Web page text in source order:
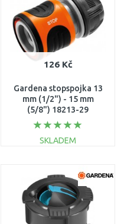
126 Kč
Gardena stopspojka 13
mm (1/2") - 15 mm
(5/8") 18213-29
SKLADEM
Porovnat